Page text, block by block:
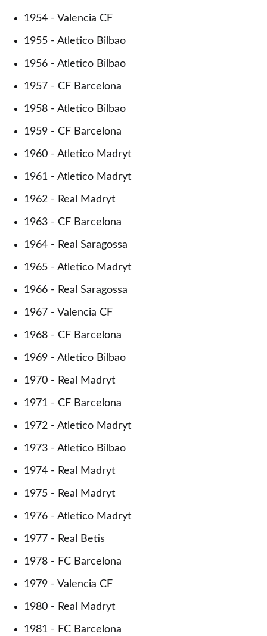
1954 - Valencia CF
1955 - Atletico Bilbao
1956 - Atletico Bilbao
1957 - CF Barcelona
1958 - Atletico Bilbao
1959 - CF Barcelona
1960 - Atletico Madryt
1961 - Atletico Madryt
1962 - Real Madryt
1963 - CF Barcelona
1964 - Real Saragossa
1965 - Atletico Madryt
1966 - Real Saragossa
1967 - Valencia CF
1968 - CF Barcelona
1969 - Atletico Bilbao
1970 - Real Madryt
1971 - CF Barcelona
1972 - Atletico Madryt
1973 - Atletico Bilbao
1974 - Real Madryt
1975 - Real Madryt
1976 - Atletico Madryt
1977 - Real Betis
1978 - FC Barcelona
1979 - Valencia CF
1980 - Real Madryt
1981 - FC Barcelona